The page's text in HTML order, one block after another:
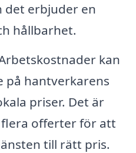
det erbjuder en
hållbarhet.
kan
på hantverkarens
priser. Det är
offerter för att
till rätt pris.